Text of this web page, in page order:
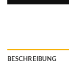
BESCHREIBUNG